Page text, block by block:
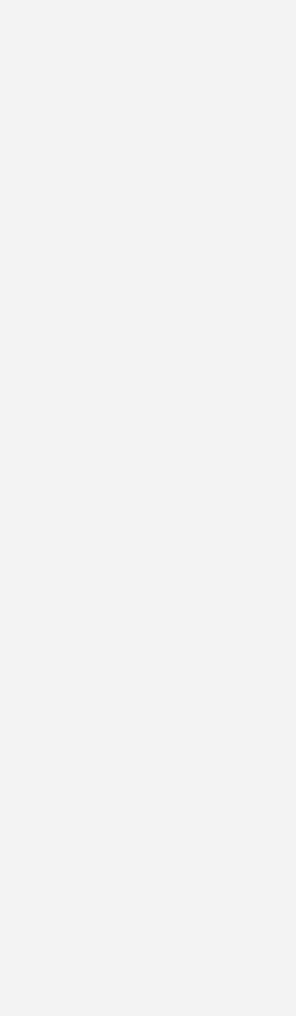
(CO
senkt.
kumulierte Energieverbrauch
Stromnetz
weisen die Gutachter mit
Mit der Bilanzgrenze
und Verteilverluste, sind die beiden
welche Menge an Primärenergie
elektrische Energie an
Energien im Strommix
Umwandlungs- und
und Netzen sind, desto kleiner
lag der KEV
KEV
2023 zeigt, dass sich die Tendenz
aufgrund zugebauter erneuerbarer
aus Solar- und Windenergie)
Kernenergieerzeugung und den
Strom aus Braun- und Steinkohle
im Kraftwerkspark
beispielsweise nicht darunter.
in Deutschland im Jahr 2023
konjunkturbedingt geringere
Chemie- und
der sogenannten